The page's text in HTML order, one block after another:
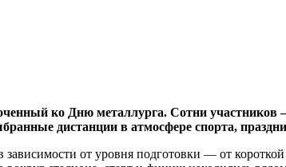
ко Дню металлурга. Сотни
дистанции в атмосфере спорта,
зависимости от уровня подготовки — от